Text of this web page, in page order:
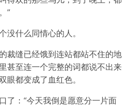
”
没什么同情心的人。
裁缝已经饿到连站都站不住的地
甚至连一个完整的词都说不出来
眼都变成了血红色。
了：“今天我倒是愿意分一片面